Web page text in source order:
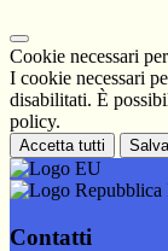
Cookie necessari
I cookie necessari
disabilitati. È
policy.
Accetta tutti
Contatti